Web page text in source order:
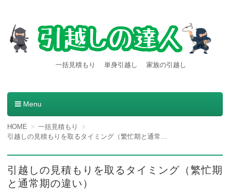
【引越しの達人】東京都内発
引越し料金一括見積もりサービスを利用すると引越し料金
一括見積もり 単身引越し 家族の引越し
Menu
コンテンツへ移動
HOME
一括見積もり
引越しの見積もりを取るタイミング（繁忙期と通常期の違い）
引越しの見積もりを取るタイミング（繁忙期
と通常期の違い）